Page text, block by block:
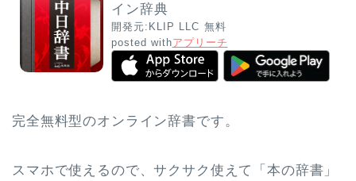
イン辞典
開発元: KLIP LLC 無料
posted withアプリーチ
完全無料型のオンライン辞書です。
スマホで使えるので、サクサク使えて
「本の辞書」